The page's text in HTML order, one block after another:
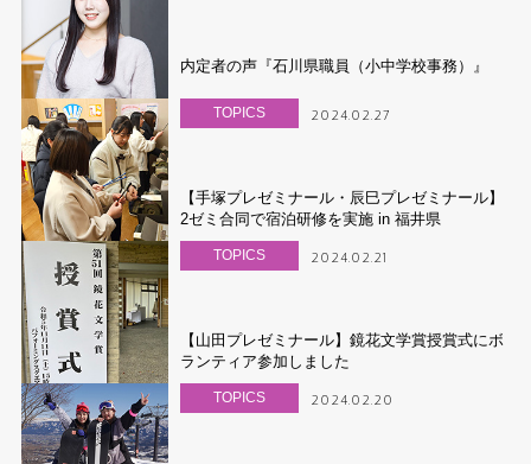
内定者の声『石川県職員（小中学校事務）』
TOPICS 2024.02.27
【手塚プレゼミナール・辰巳プレゼミナール】
2ゼミ合同で宿泊研修を実施 in 福井県
TOPICS 2024.02.21
【山田プレゼミナール】鏡花文学賞授賞式にボ
ランティア参加しました
TOPICS 2024.02.20